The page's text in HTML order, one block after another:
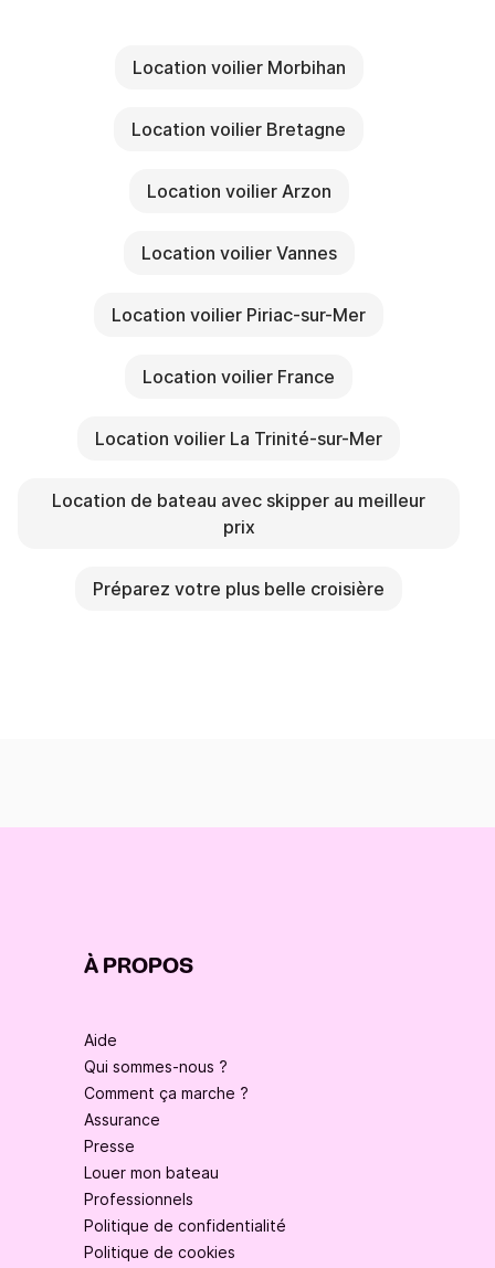
Location voilier Morbihan
Location voilier Bretagne
Location voilier Arzon
Location voilier Vannes
Location voilier Piriac-sur-Mer
Location voilier France
Location voilier La Trinité-sur-Mer
Location de bateau avec skipper au meilleur
prix
Préparez votre plus belle croisière
À PROPOS
Aide
Qui sommes-nous ?
Comment ça marche ?
Assurance
Presse
Louer mon bateau
Professionnels
Politique de confidentialité
Politique de cookies